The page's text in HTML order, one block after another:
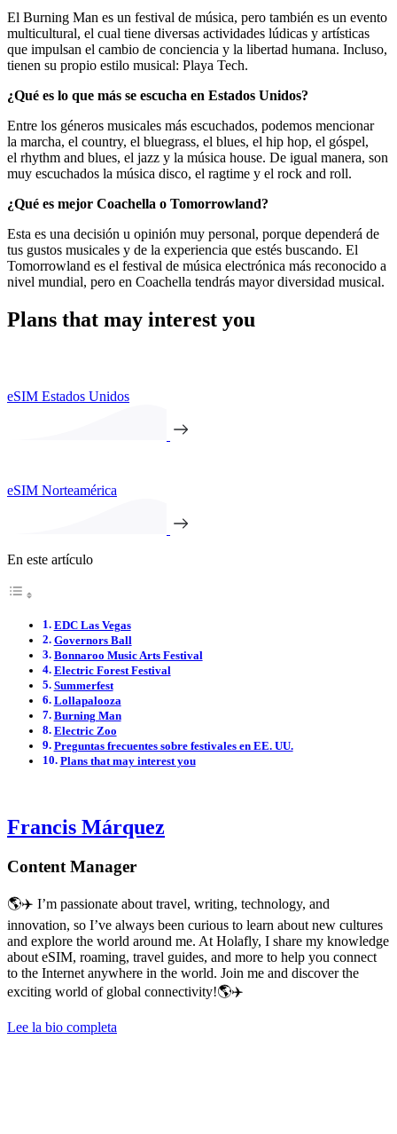
El Burning Man es un festival de música, pero también es un evento
multicultural, el cual tiene diversas actividades lúdicas y artísticas
que impulsan el cambio de conciencia y la libertad humana. Incluso,
tienen su propio estilo musical: Playa Tech.
¿Qué es lo que más se escucha en Estados Unidos?
Entre los géneros musicales más escuchados, podemos mencionar
la marcha, el country, el bluegrass, el blues, el hip hop, el góspel,
el rhythm and blues, el jazz y la música house. De igual manera, son
muy escuchados la música disco, el ragtime y el rock and roll.
¿Qué es mejor Coachella o Tomorrowland?
Esta es una decisión u opinión muy personal, porque dependerá de
tus gustos musicales y de la experiencia que estés buscando. El
Tomorrowland es el festival de música electrónica más reconocido a
nivel mundial, pero en Coachella tendrás mayor diversidad musical.
Plans that may interest you
eSIM Estados Unidos
eSIM Norteamérica
En este artículo
EDC Las Vegas
Governors Ball
Bonnaroo Music Arts Festival
Electric Forest Festival
Summerfest
Lollapalooza
Burning Man
Electric Zoo
Preguntas frecuentes sobre festivales en EE. UU.
Plans that may interest you
Francis Márquez
Content Manager
🌎✈️ I’m passionate about travel, writing, technology, and
innovation, so I’ve always been curious to learn about new cultures
and explore the world around me. At Holafly, I share my knowledge
about eSIM, roaming, travel guides, and more to help you connect
to the Internet anywhere in the world. Join me and discover the
exciting world of global connectivity!🌎✈️
Lee la bio completa